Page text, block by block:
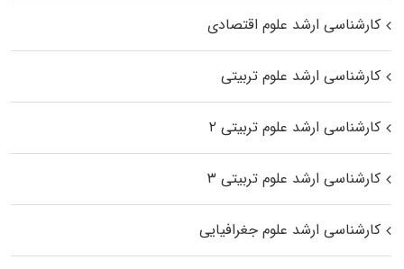
کارشناسی ارشد علوم اقتصادی
کارشناسی ارشد علوم تربیتی
کارشناسی ارشد علوم تربیتی ۲
کارشناسی ارشد علوم تربیتی ۳
کارشناسی ارشد علوم جغرافیایی